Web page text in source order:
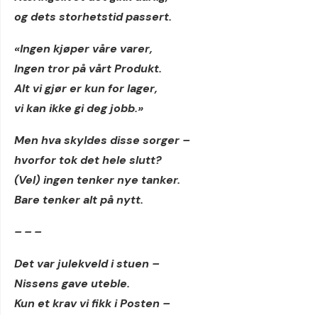
og dets storhetstid passert.
«Ingen kjøper våre varer,
Ingen tror på vårt Produkt.
Alt vi gjør er kun for lager,
vi kan ikke gi deg jobb.»
Men hva skyldes disse sorger –
hvorfor tok det hele slutt?
(Vel) ingen tenker nye tanker.
Bare tenker alt på nytt.
– – –
Det var julekveld i stuen –
Nissens gave uteble.
Kun et krav vi fikk i Posten –